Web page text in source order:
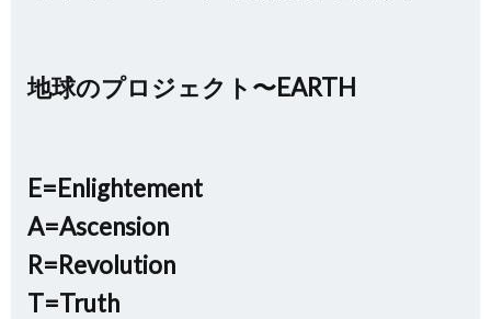
地球のプロジェクト〜EARTH
E=Enlightement
A=Ascension
R=Revolution
T=Truth